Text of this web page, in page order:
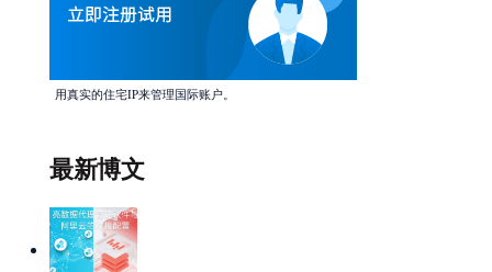
用真实的住宅IP来管理国际账户。
最新博文